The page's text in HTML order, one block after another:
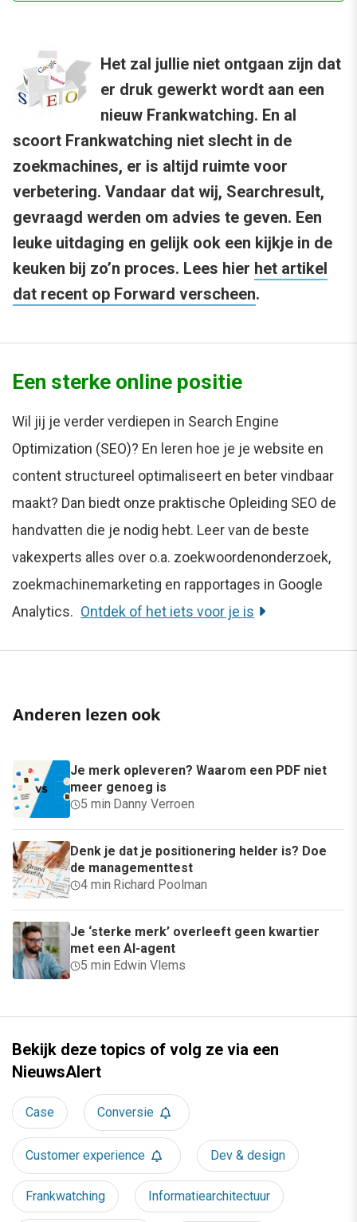
Het zal jullie niet ontgaan zijn dat
er druk gewerkt wordt aan een
nieuw Frankwatching. En al
scoort Frankwatching niet slecht in de
zoekmachines, er is altijd ruimte voor
verbetering. Vandaar dat wij, Searchresult,
gevraagd werden om advies te geven. Een
leuke uitdaging en gelijk ook een kijkje in de
keuken bij zo’n proces. Lees hier het artikel
dat recent op Forward verscheen.
Een sterke online positie
Wil jij je verder verdiepen in Search Engine
Optimization (SEO)? En leren hoe je je website en
content structureel optimaliseert en beter vindbaar
maakt? Dan biedt onze praktische Opleiding SEO de
handvatten die je nodig hebt. Leer van de beste
vakexperts alles over o.a. zoekwoordenonderzoek,
zoekmachinemarketing en rapportages in Google
Analytics. Ontdek of het iets voor je is
Anderen lezen ook
Je merk opleveren? Waarom een PDF niet
meer genoeg is
5 min· Danny Verroen
Denk je dat je positionering helder is? Doe
de managementtest
4 min· Richard Poolman
Je ‘sterke merk’ overleeft geen kwartier
met een AI-agent
5 min· Edwin Vlems
Bekijk deze topics of volg ze via een
NieuwsAlert
Case Conversie
Customer experience Dev & design
Frankwatching Informatiearchitectuur